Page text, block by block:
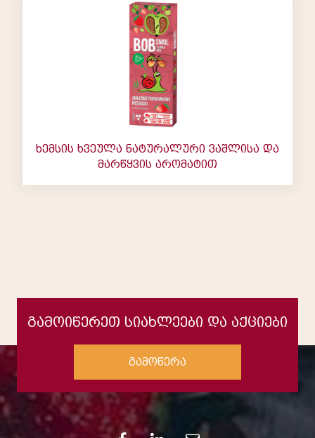
ხემსის ხვეულა ნატურალური ვაშლისა და
მარწყვის არომატით
გამოიწერეთ სიახლეები და აქციები
გამოწერა